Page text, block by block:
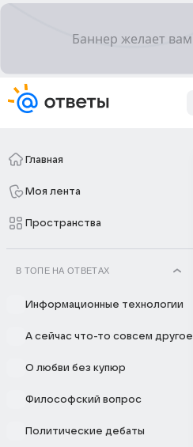
Главная
Моя лента
Пространства
В ТОПЕ НА ОТВЕТАХ
Информационные технологии
А сейчас что-то совсем другое
О любви без купюр
Философский вопрос
Политические дебаты